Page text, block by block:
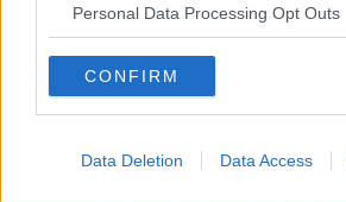
Personal Data Processing Opt Outs
CONFIRM
Data Deletion Data Access